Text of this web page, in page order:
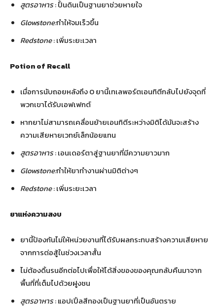
สูตรอาหาร: ปั้นดินเป็นฐานยาช่วยหายใจ
Glowstone:ทำให้จมเร็วขึ้น
Redstone: เพิ่มระยะเวลา
Potion of Recall
เมื่อการนับถอยหลังถึง 0 ยานี้เทเลพอร์ตเอนทิตีกลับไปยังจุดที่
พวกเขาได้รับเอฟเฟกต์
หากยาไม่สามารถเคลื่อนย้ายเอนทิตีระหว่างมิติได้มันจะสร้าง
ความเสียหายเวทย์เล็กน้อยแทน
สูตรอาหาร: เอนเดอร์ตาสู่ฐานยาที่มีความยาวมาก
Glowstone:ทำให้ยาทำงานผ่านมิติต่างๆ
Redstone: เพิ่มระยะเวลา
ยาแห่งความสงบ
ยานี้ป้องกันไม่ให้หน่วยงานที่ได้รับผลกระทบสร้างความเสียหาย
จากการต่อสู้ในช่วงเวลาสั้น
ไม่ต้องดิ้นรนอีกต่อไปเพื่อให้ได้สิ่งของของคุณกลับคืนมาจาก
พื้นที่ที่เต็มไปด้วยฝูงชน
สูตรอาหาร: แอปเปิ้ลสีทองเป็นฐานยาที่เป็นอันตราย